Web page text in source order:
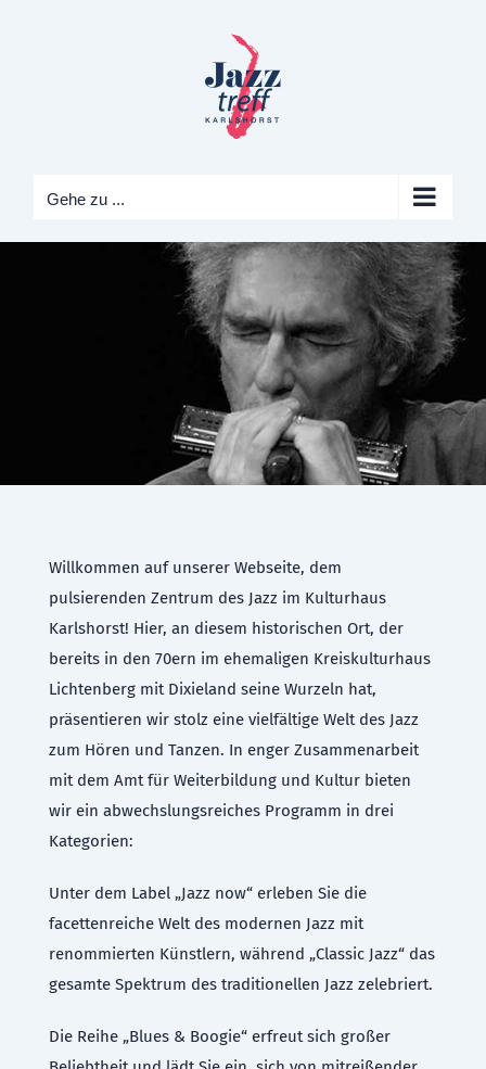
Gehe zu ...
Willkommen auf unserer Webseite, dem
pulsierenden Zentrum des Jazz im Kulturhaus
Karlshorst! Hier, an diesem historischen Ort, der
bereits in den 70ern im ehemaligen Kreiskulturhaus
Lichtenberg mit Dixieland seine Wurzeln hat,
präsentieren wir stolz eine vielfältige Welt des Jazz
zum Hören und Tanzen. In enger Zusammenarbeit
mit dem Amt für Weiterbildung und Kultur bieten
wir ein abwechslungsreiches Programm in drei
Kategorien:
Unter dem Label „Jazz now“ erleben Sie die
facettenreiche Welt des modernen Jazz mit
renommierten Künstlern, während „Classic Jazz“ das
gesamte Spektrum des traditionellen Jazz zelebriert.
Die Reihe „Blues & Boogie“ erfreut sich großer